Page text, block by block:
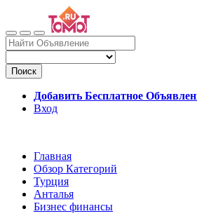
Поиск
Добавить Бесплатное
Вход
Главная
Обзор Категорий
Турция
Анталья
Бизнес финансы